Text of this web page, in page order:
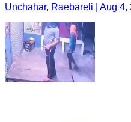
Unchahar, Raebareli | Aug 4,